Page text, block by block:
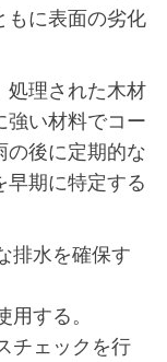
もに表面の劣化
処理された木材
強い材料でコー
の後に定期的な
早期に特定する
排水を確保す
する。
チェックを行